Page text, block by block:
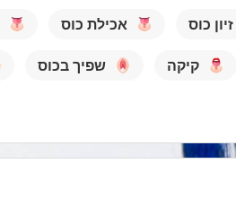
זיון כוס אכילת כוס
קיקה שפיך בכוס